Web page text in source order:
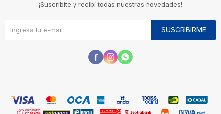
¡Suscribite y recibí todas nuestras novedades!
SUSCRIBIRME
  